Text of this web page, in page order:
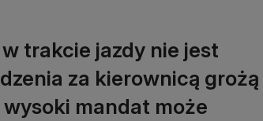
trakcie jazdy nie jest
za kierownicą grożą
mandat może